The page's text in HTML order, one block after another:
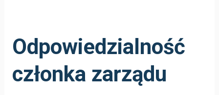
Odpowiedzialność
członka zarządu